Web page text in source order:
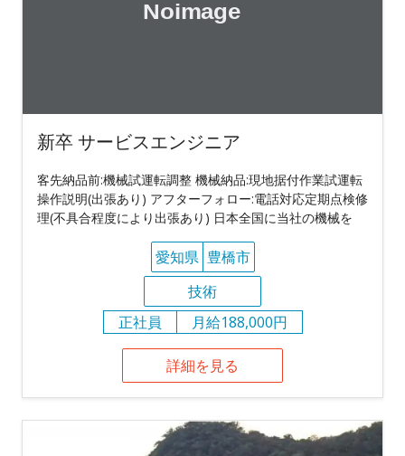
新卒 サービスエンジニア
客先納品前:機械試運転調整 機械納品:現地据付作業試運転
操作説明(出張あり) アフターフォロー:電話対応定期点検修
理(不具合程度により出張あり) 日本全国に当社の機械を
愛知県 豊橋市
技術
正社員
月給188,000円
詳細を見る